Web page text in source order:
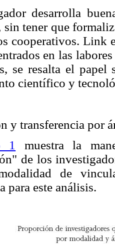
desarrolla
tener que
cooperativos. Link
en las
se resalta el
científico y
y transferencia por
1
muestra la
de los
de
para este análisis.